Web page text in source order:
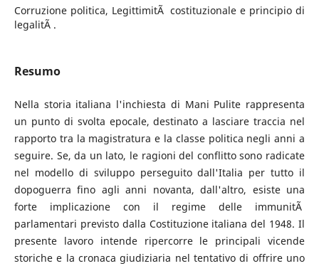
Corruzione politica, LegittimitÃ costituzionale e principio di
legalitÃ .
Resumo
Nella storia italiana l'inchiesta di Mani Pulite rappresenta
un punto di svolta epocale, destinato a lasciare traccia nel
rapporto tra la magistratura e la classe politica negli anni a
seguire. Se, da un lato, le ragioni del conflitto sono radicate
nel modello di sviluppo perseguito dall'Italia per tutto il
dopoguerra fino agli anni novanta, dall'altro, esiste una
forte implicazione con il regime delle immunitÃ
parlamentari previsto dalla Costituzione italiana del 1948. Il
presente lavoro intende ripercorre le principali vicende
storiche e la cronaca giudiziaria nel tentativo di offrire uno